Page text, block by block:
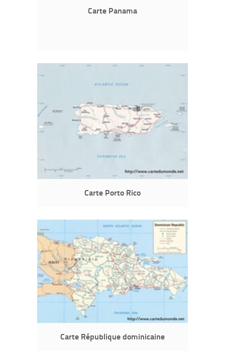
Carte Panama
Carte Porto Rico
Carte République dominicaine